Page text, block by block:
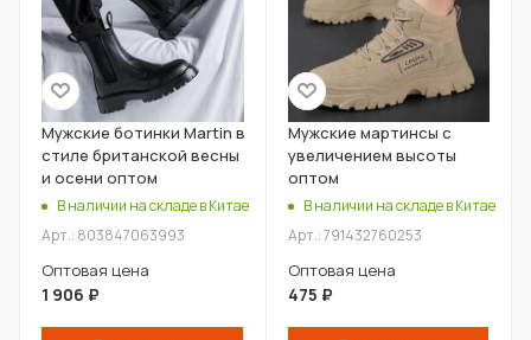
Мужские ботинки Martin в
стиле британской весны
и осени оптом
В наличии на складе в Китае
Арт.: 803847063993
Оптовая цена
1 906 ₽
Мужские мартинсы с
увеличением высоты
оптом
В наличии на складе в Китае
Арт.: 791432760253
Оптовая цена
475 ₽